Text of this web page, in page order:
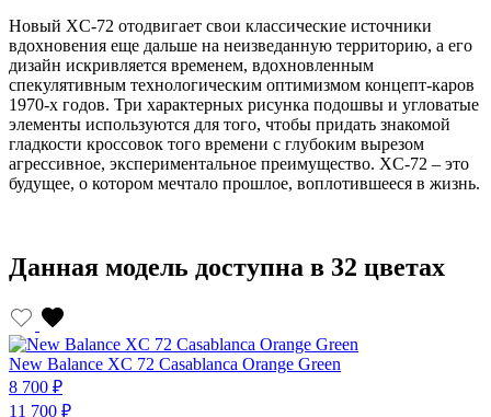
Новый XC-72 отодвигает свои классические источники
вдохновения еще дальше на неизведанную территорию, а его
дизайн искривляется временем, вдохновленным
спекулятивным технологическим оптимизмом концепт-каров
1970-х годов. Три характерных рисунка подошвы и угловатые
элементы используются для того, чтобы придать знакомой
гладкости кроссовок того времени с глубоким вырезом
агрессивное, экспериментальное преимущество. XC-72 – это
будущее, о котором мечтало прошлое, воплотившееся в жизнь.
Данная модель доступна в 32 цветах
New Balance XC 72 Casablanca Orange Green
8 700 ₽
11 700 ₽